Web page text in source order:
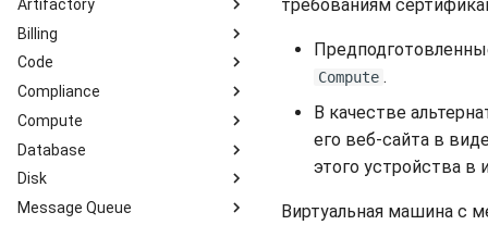
Account
Users
Billing
Reports
Гайды
Интеграция c Active
Введение
Accounts
Service Delivery
Admin Consoles
Artifactory
Введение
Веб-интерфейс
Обзор интерфейса
Просмотр компонентов
Доступ к данным
Репозитории
Репозитории
Ресурсы
Billing
Введение
Billing Settings
Payment Systems
Invoices
Reports
Code
Введение
Общие сведения
Планирование
Разработка
Тестирование
Compliance
Введение
Доступ к сервису
Профиль пользователя
Работа с сервером
Compute
Введение
Instances
Instance Groups
Database
Введение
Инстансы
Disk
Введение
Message Queue
требованиям
Compute .
В качестве
его веб-сайта в
этого устройства в
Виртуальная машина с